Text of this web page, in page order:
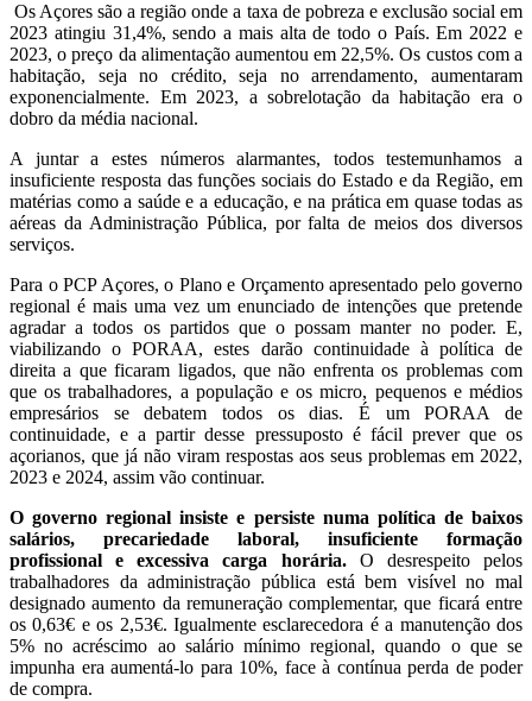
Os Açores são a região onde a taxa de pobreza e exclusão social em
2023 atingiu 31,4%, sendo a mais alta de todo o País. Em 2022 e
2023, o preço da alimentação aumentou em 22,5%. Os custos com a
habitação, seja no crédito, seja no arrendamento, aumentaram
exponencialmente. Em 2023, a sobrelotação da habitação era o
dobro da média nacional.
A juntar a estes números alarmantes, todos testemunhamos a
insuficiente resposta das funções sociais do Estado e da Região, em
matérias como a saúde e a educação, e na prática em quase todas as
aéreas da Administração Pública, por falta de meios dos diversos
serviços.
Para o PCP Açores, o Plano e Orçamento apresentado pelo governo
regional é mais uma vez um enunciado de intenções que pretende
agradar a todos os partidos que o possam manter no poder. E,
viabilizando o PORAA, estes darão continuidade à política de
direita a que ficaram ligados, que não enfrenta os problemas com
que os trabalhadores, a população e os micro, pequenos e médios
empresários se debatem todos os dias. É um PORAA de
continuidade, e a partir desse pressuposto é fácil prever que os
açorianos, que já não viram respostas aos seus problemas em 2022,
2023 e 2024, assim vão continuar.
O governo regional insiste e persiste numa política de baixos
salários, precariedade laboral, insuficiente formação
profissional e excessiva carga horária. O desrespeito pelos
trabalhadores da administração pública está bem visível no mal
designado aumento da remuneração complementar, que ficará entre
os 0,63€ e os 2,53€. Igualmente esclarecedora é a manutenção dos
5% no acréscimo ao salário mínimo regional, quando o que se
impunha era aumentá-lo para 10%, face à contínua perda de poder
de compra.